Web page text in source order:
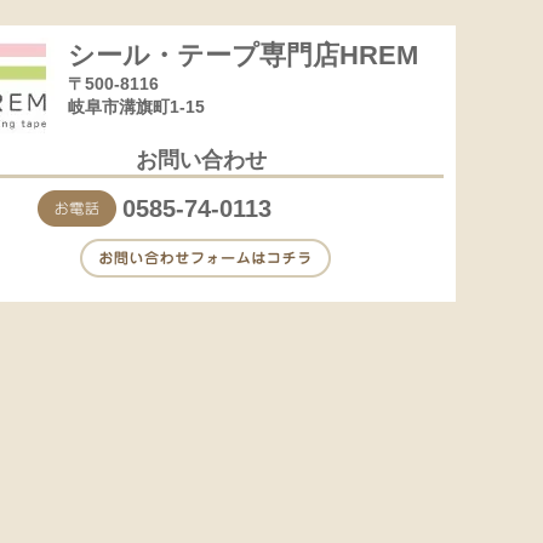
シール・テープ専門店HREM
〒500-8116
岐阜市溝旗町1-15
お問い合わせ
0585-74-0113